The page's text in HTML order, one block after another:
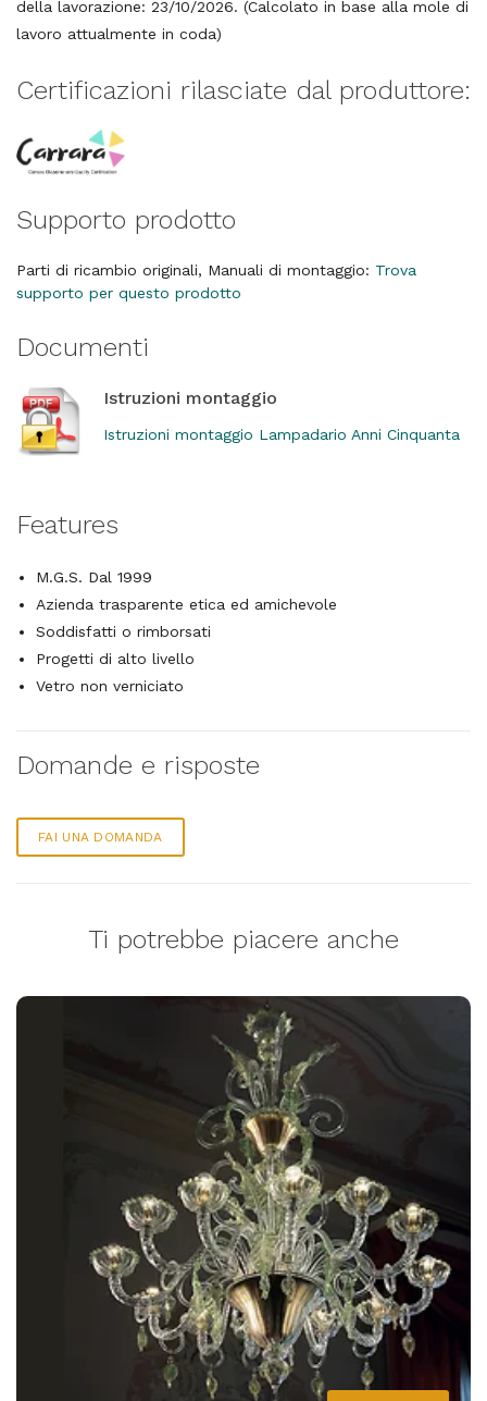
della lavorazione: 23/10/2026. (Calcolato in base alla mole di
lavoro attualmente in coda)
Certificazioni rilasciate dal produttore:
Supporto prodotto
Parti di ricambio originali, Manuali di montaggio: Trova
supporto per questo prodotto
Documenti
Istruzioni montaggio
Istruzioni montaggio Lampadario Anni Cinquanta
Features
M.G.S. Dal 1999
Azienda trasparente etica ed amichevole
Soddisfatti o rimborsati
Progetti di alto livello
Vetro non verniciato
Domande e risposte
FAI UNA DOMANDA
Ti potrebbe piacere anche